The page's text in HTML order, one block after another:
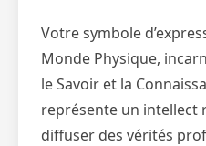
Votre symbole
Monde Physique,
le Savoir et la
représente un intellect
diffuser des vérités